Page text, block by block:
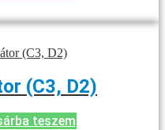
(C3, D2)
teszem